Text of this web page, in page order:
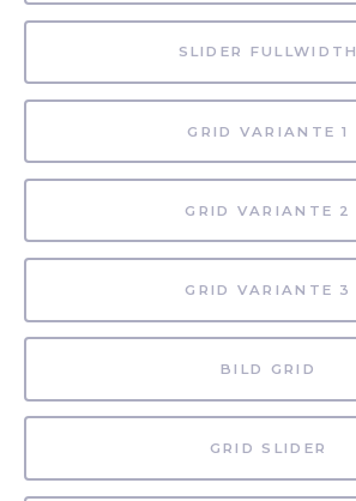
SLIDER FULLWIDTH
GRID VARIANTE 1
GRID VARIANTE 2
GRID VARIANTE 3
BILD GRID
GRID SLIDER